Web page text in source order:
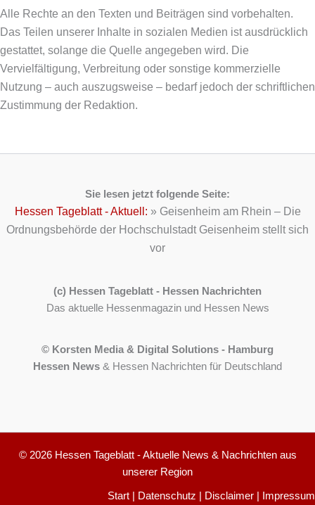
Alle Rechte an den Texten und Beiträgen sind vorbehalten.
Das Teilen unserer Inhalte in sozialen Medien ist ausdrücklich
gestattet, solange die Quelle angegeben wird. Die
Vervielfältigung, Verbreitung oder sonstige kommerzielle
Nutzung – auch auszugsweise – bedarf jedoch der schriftlichen
Zustimmung der Redaktion.
Sie lesen jetzt folgende Seite:
Hessen Tageblatt - Aktuell: » Geisenheim am Rhein – Die
Ordnungsbehörde der Hochschulstadt Geisenheim stellt sich
vor
(c) Hessen Tageblatt - Hessen Nachrichten
Das aktuelle Hessenmagazin und Hessen News
© Korsten Media & Digital Solutions - Hamburg
Hessen News & Hessen Nachrichten für Deutschland
© 2026 Hessen Tageblatt - Aktuelle News & Nachrichten aus
unserer Region
Start Datenschutz Disclaimer Impressum